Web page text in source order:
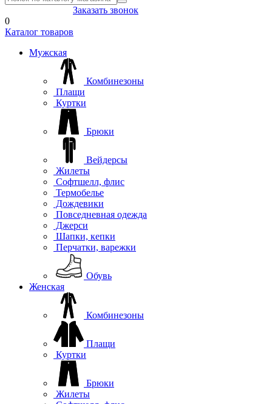
Заказать звонок
0
Каталог товаров
Мужская
Комбинезоны
Плащи
Куртки
Брюки
Вейдерсы
Жилеты
Софтшелл, флис
Термобелье
Дождевики
Повседневная одежда
Джерси
Шапки, кепки
Перчатки, варежки
Обувь
Женская
Комбинезоны
Плащи
Куртки
Брюки
Жилеты